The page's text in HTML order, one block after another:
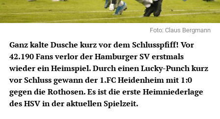
Foto: Claus Bergmann
Ganz kalte Dusche kurz vor dem Schlusspfiff! Vor
42.190 Fans verlor der Hamburger SV erstmals
wieder ein Heimspiel. Durch einen Lucky-Punch kurz
vor Schluss gewann der 1.FC Heidenheim mit 1:0
gegen die Rothosen. Es ist die erste Heimniederlage
des HSV in der aktuellen Spielzeit.